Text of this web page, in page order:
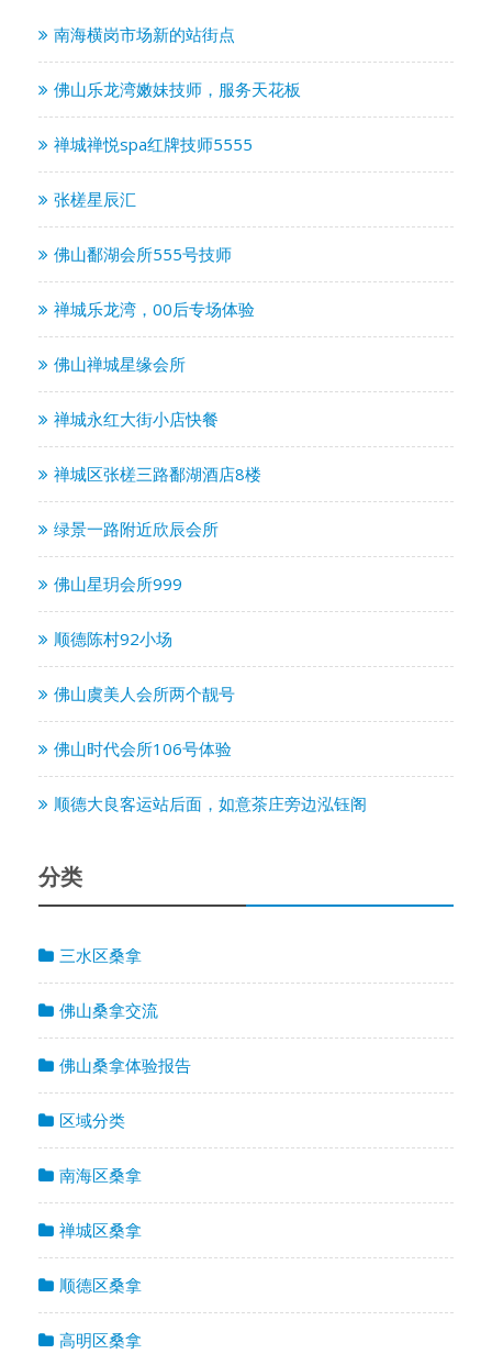
南海横岗市场新的站街点
佛山乐龙湾嫩妹技师，服务天花板
禅城禅悦spa红牌技师5555
张槎星辰汇
佛山鄱湖会所555号技师
禅城乐龙湾，00后专场体验
佛山禅城星缘会所
禅城永红大街小店快餐
禅城区张槎三路鄱湖酒店8楼
绿景一路附近欣辰会所
佛山星玥会所999
顺德陈村92小场
佛山虞美人会所两个靓号
佛山时代会所106号体验
顺德大良客运站后面，如意茶庄旁边泓钰阁
分类
三水区桑拿
佛山桑拿交流
佛山桑拿体验报告
区域分类
南海区桑拿
禅城区桑拿
顺德区桑拿
高明区桑拿